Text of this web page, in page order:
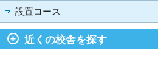
設置コース
近くの校舎を探す